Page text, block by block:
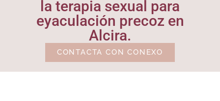
la terapia sexual para
eyaculación precoz en
Alcira.
CONTACTA CON CONEXO